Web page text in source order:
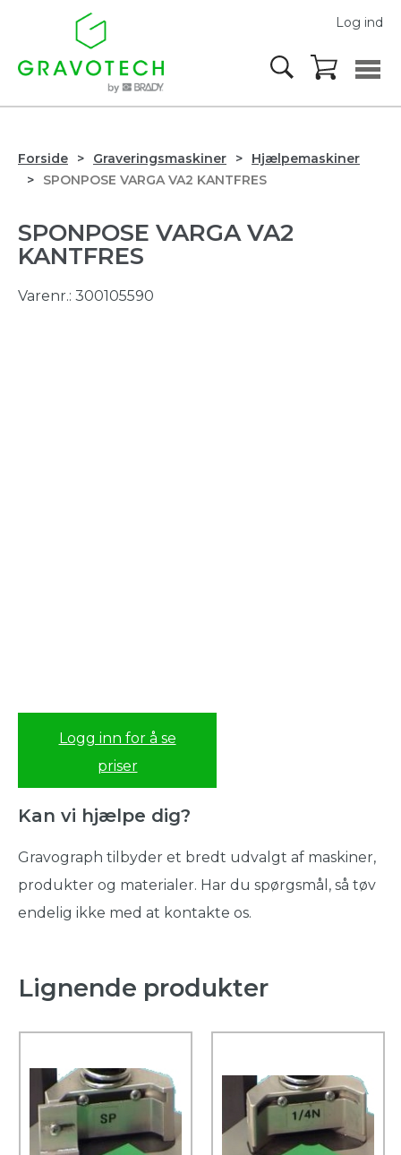
Log ind
Forside Graveringsmaskiner
Hjælpemaskiner
SPONPOSE VARGA VA2 KANTFRES
SPONPOSE VARGA VA2
KANTFRES
Varenr.: 300105590
Logg inn for å se
priser
Kan vi hjælpe dig?
Gravograph tilbyder et bredt udvalgt af maskiner,
produkter og materialer. Har du spørgsmål, så tøv
endelig ikke med at kontakte os.
Lignende produkter